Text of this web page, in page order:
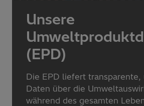
Unsere
(EPD)
Die EPD liefert
Daten über die
während des gesamten